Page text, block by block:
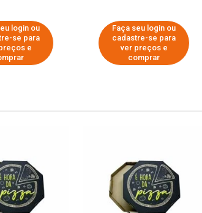
login ou
se para
e
Faça seu login ou
cadastre-se para
ver preços e
comprar